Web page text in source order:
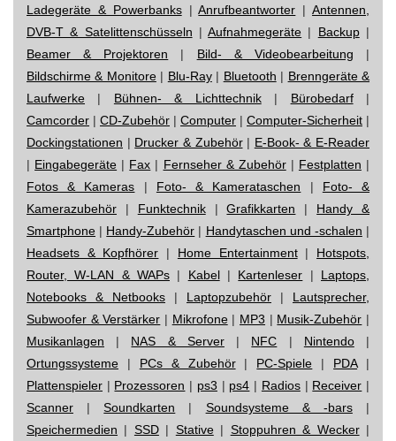
Ladegeräte & Powerbanks|Anrufbeantworter |Antennen,
DVB-T & Satelittenschüsseln |Aufnahmegeräte | Backup|
Beamer & Projektoren | Bild- & Videobearbeitung |
Bildschirme & Monitore| Blu-Ray| Bluetooth | Brenngeräte &
Laufwerke | Bühnen- & Lichttechnik| Bürobedarf|
Camcorder | CD-Zubehör | Computer | Computer-Sicherheit |
Dockingstationen | Drucker & Zubehör| E-Book- & E-Reader
| Eingabegeräte | Fax | Fernseher & Zubehör| Festplatten |
Fotos & Kameras | Foto- & Kamerataschen | Foto- &
Kamerazubehör | Funktechnik|Grafikkarten | Handy &
Smartphone | Handy-Zubehör | Handytaschen und -schalen |
Headsets & Kopfhörer | Home Entertainment| Hotspots,
Router, W-LAN & WAPs | Kabel| Kartenleser | Laptops,
Notebooks & Netbooks | Laptopzubehör | Lautsprecher,
Subwoofer & Verstärker | Mikrofone| MP3 | Musik-Zubehör |
Musikanlagen | NAS & Server| NFC | Nintendo|
Ortungssysteme | PCs & Zubehör| PC-Spiele | PDA|
Plattenspieler | Prozessoren | ps3 | ps4 | Radios| Receiver |
Scanner |Soundkarten | Soundsysteme & -bars|
Speichermedien | SSD| Stative| Stoppuhren & Wecker|